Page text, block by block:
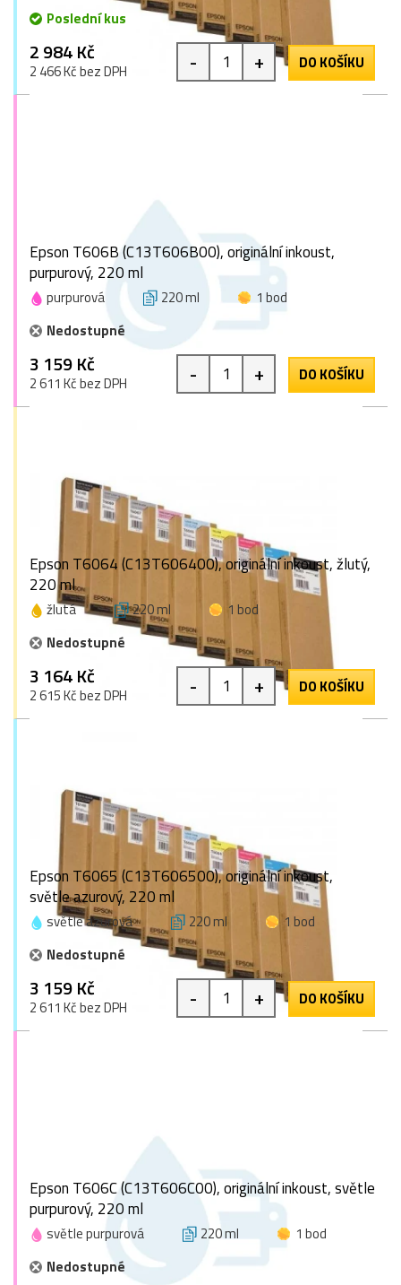
Poslední kus
2 984 Kč
2 466 Kč bez DPH - + DO KOŠÍKU
Epson T606B (C13T606B00), originální inkoust,
purpurový, 220 ml
purpurová 220 ml
1 bod
Nedostupné
3 159 Kč
2 611 Kč bez DPH - + DO KOŠÍKU
Epson T6064 (C13T606400), originální inkoust, žlutý,
220 ml
žlutá 220 ml
1 bod
Nedostupné
3 164 Kč
2 615 Kč bez DPH - + DO KOŠÍKU
Epson T6065 (C13T606500), originální inkoust,
světle azurový, 220 ml
světle azurová 220 ml
1 bod
Nedostupné
3 159 Kč
2 611 Kč bez DPH - + DO KOŠÍKU
Epson T606C (C13T606C00), originální inkoust, světle
purpurový, 220 ml
světle purpurová 220 ml
1 bod
Nedostupné